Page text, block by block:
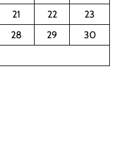
21 22
23
28 29
30